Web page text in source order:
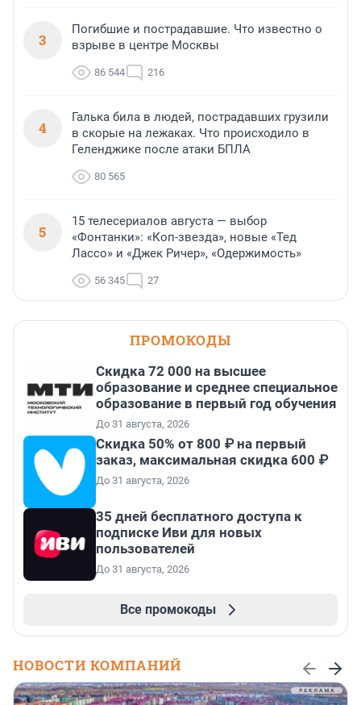
3
Погибшие и пострадавшие. Что известно о
взрыве в центре Москвы
86 544 216
4
Галька била в людей, пострадавших грузили
в скорые на лежаках. Что происходило в
Геленджике после атаки БПЛА
80 565
5
15 телесериалов августа — выбор
«Фонтанки»: «Коп-звезда», новые «Тед
Лассо» и «Джек Ричер», «Одержимость»
56 345 27
ПРОМОКОДЫ
Скидка 72 000 на высшее
образование и среднее специальное
образование в первый год обучения
До 31 августа, 2026
Скидка 50% от 800 ₽ на первый
заказ, максимальная скидка 600 ₽
До 31 августа, 2026
35 дней бесплатного доступа к
подписке Иви для новых
пользователей
До 31 августа, 2026
Все промокоды
НОВОСТИ КОМПАНИЙ